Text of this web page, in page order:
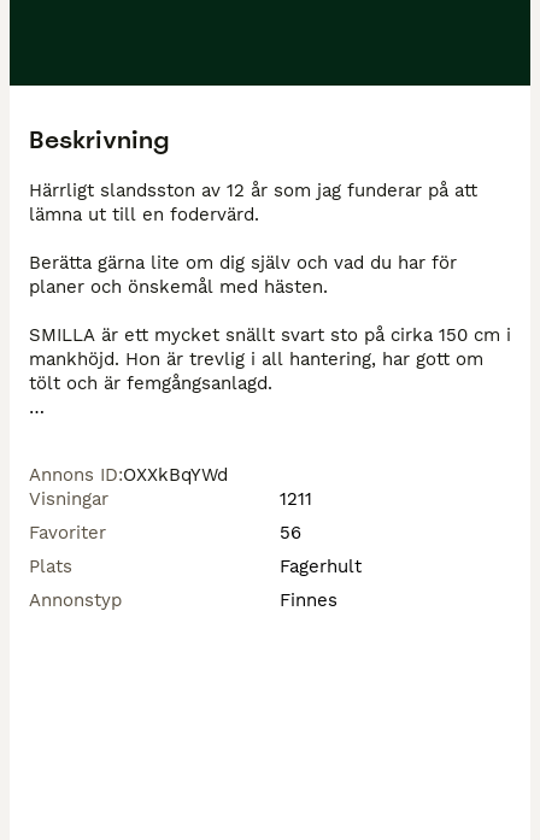
Beskrivning
Härrligt slandsston av 12 år som jag funderar på att
lämna ut till en fodervärd.
Berätta gärna lite om dig själv och vad du har för
planer och önskemål med hästen.
SMILLA är ett mycket snällt svart sto på cirka 150 cm i
mankhöjd. Hon är trevlig i all hantering, har gott om
tölt och är femgångsanlagd.
Jag ser fram emot att höra mer om dig och vilken typ
av hästliv du söker.
Annons ID:OXXkBqYWd
Visningar
1211
Favoriter
56
Plats
Fagerhult
Annonstyp
Finnes